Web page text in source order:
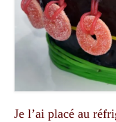
Je l’ai placé au